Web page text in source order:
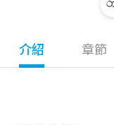
介紹 章節